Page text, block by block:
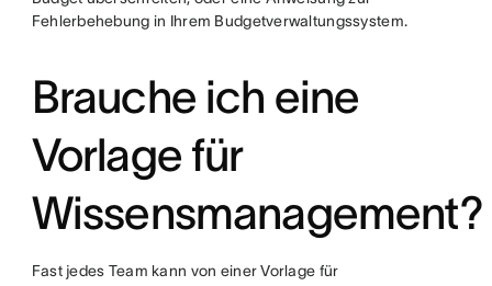
Fehlerbehebung in Ihrem Budgetverwaltungssystem.
Brauche ich eine
Vorlage für
Wissensmanagement?
Fast jedes Team kann von einer Vorlage für